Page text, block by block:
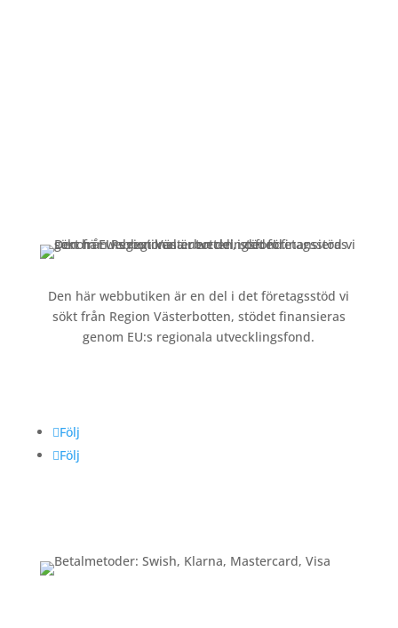
Den här webbutiken är en del i det företagsstöd vi
sökt från Region Västerbotten, stödet finansieras
genom EU:s regionala utvecklingsfond.
Följ
Följ